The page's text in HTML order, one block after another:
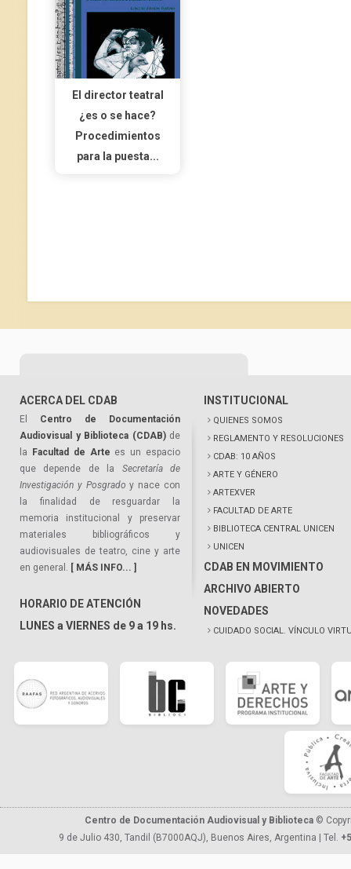
El director teatral
¿es o se hace?
Procedimientos
para la puesta...
ACERCA DEL CDAB
El Centro de Documentación
Audiovisual y Biblioteca (CDAB)de
la
Facultad de Arte es un espacio
que depende de la Secretaría de
Investigación y Posgrado y nace con
la finalidad de resguardar la
memoria institucional y preservar
materiales bibliográficos y
audiovisuales de teatro, cine y arte
en general. [ MÁS INFO... ]
HORARIO DE ATENCIÓN
LUNES a VIERNES de 9 a 19 hs.
INSTITUCIONAL
QUIENES SOMOS
REGLAMENTO Y RESOLUCIONES
CDAB: 10 AÑOS
ARTE Y GÉNERO
ARTEXVER
FACULTAD DE ARTE
BIBLIOTECA CENTRAL UNICEN
UNICEN
CDAB EN MOVIMIENTO
ARCHIVO ABIERTO
NOVEDADES
CUIDADO SOCIAL. VÍNCULO
Centro de Documentación Audiovisual y Biblioteca ©
9 de Julio 430, Tandil (B7000AQJ), Buenos Aires, Argentina | Tel.